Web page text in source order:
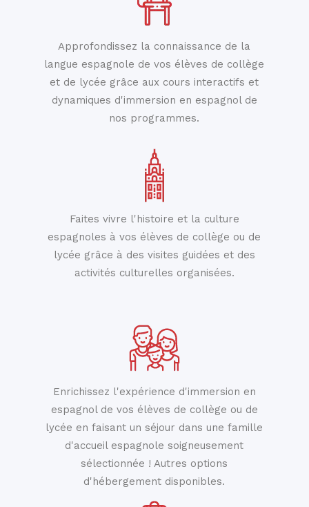
Approfondissez la connaissance de la
langue espagnole de vos élèves de collège
et de lycée grâce aux cours interactifs et
dynamiques d'immersion en espagnol de
nos programmes.
Faites vivre l'histoire et la culture
espagnoles à vos élèves de collège ou de
lycée grâce à des visites guidées et des
activités culturelles organisées.
Enrichissez l'expérience d'immersion en
espagnol de vos élèves de collège ou de
lycée en faisant un séjour dans une famille
d'accueil espagnole soigneusement
sélectionnée ! Autres options
d'hébergement disponibles.